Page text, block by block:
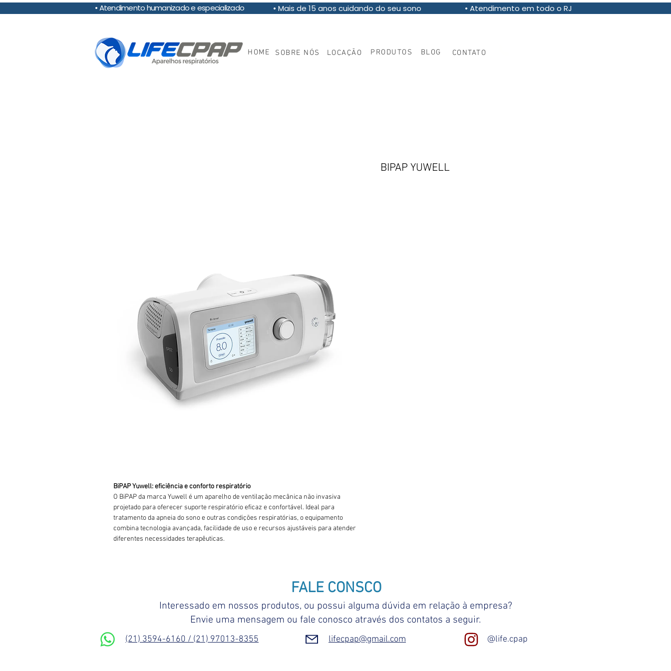
• Atendimento humanizado e especializado • Atendimento em todo o RJ
• Mais de 15 anos cuidando do seu sono
HOME SOBRE NÓS LOCAÇÃO PRODUTOS BLOG CONTATO
BiPAP Yuwell: eficiência e conforto respiratório
O BiPAP da marca Yuwell é um aparelho de ventilação mecânica não invasiva
projetado para oferecer suporte respiratório eficaz e confortável. Ideal para
tratamento da apneia do sono e outras condições respiratórias, o equipamento
combina tecnologia avançada, facilidade de uso e recursos ajustáveis para atender
diferentes necessidades terapêuticas.
BIPAP YUWELL
FALE CONSCO
Interessado em nossos produtos, ou possui alguma dúvida em relação à empresa?
Envie uma mensagem ou fale conosco através dos contatos a seguir.
(21) 3594-6160 / (21) 97013-8355 lifecpap@gmail.com @life.cpap